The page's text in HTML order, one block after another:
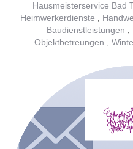
Hausmeisterservice Bad
Heimwerkerdienste
Baudienstleistungen
Objektbetreungen